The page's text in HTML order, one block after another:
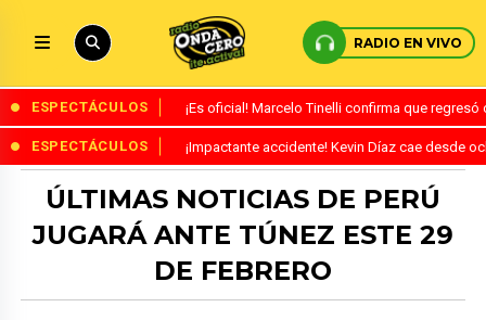
RADIO EN VIVO
ESPECTÁCULOS ¡Es oficial! Marcelo Tinelli confirma que
ESPECTÁCULOS ¡Impactante accidente! Kevin Díaz cae desde
ÚLTIMAS NOTICIAS DE PERÚ
JUGARÁ ANTE TÚNEZ ESTE 29
DE FEBRERO